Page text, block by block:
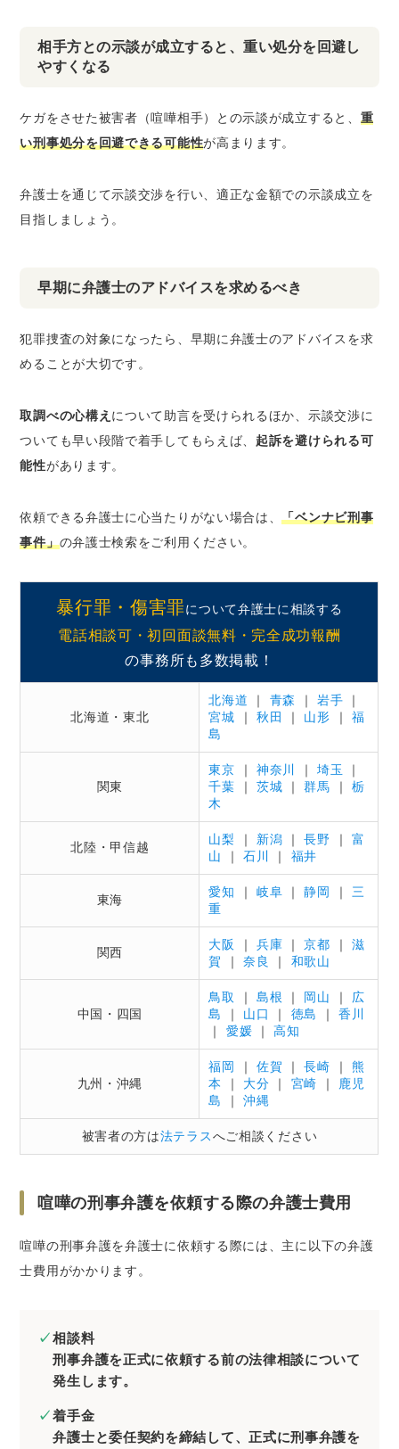
相手方との示談が成立すると、重い処分を回避し
やすくなる
ケガをさせた被害者（喧嘩相手）との示談が成立すると、 重
い刑事処分を回避できる可能性が高まります。
弁護士を通じて示談交渉を行い、適正な金額での示談成立を
目指しましょう。
早期に弁護士のアドバイスを求めるべき
犯罪捜査の対象になったら、早期に弁護士のアドバイスを求
めることが大切です。
取調べの心構え について助言を受けられるほか、示談交渉に
ついても早い段階で着手してもらえば、 起訴を避けられる可
能性があります。
依頼できる弁護士に心当たりがない場合は、「ベンナビ刑事
事件」の弁護士検索をご利用ください。
暴行罪・傷害罪について弁護士に相談する
電話相談可・初回面談無料・完全成功報酬
の事務所も多数掲載！
北海道・東北
北海道 ｜ 青森 ｜岩手 ｜
宮城 ｜ 秋田 ｜ 山形 ｜ 福
島
関東
東京 ｜ 神奈川 ｜埼玉
｜
千葉 ｜ 茨城 ｜群馬 ｜ 栃
木
北陸・甲信越
山梨 ｜ 新潟 ｜長野 ｜ 富
山
｜石川 ｜ 福井
東海
愛知 ｜ 岐阜 ｜静岡 ｜ 三
重
関西
大阪 ｜ 兵庫 ｜京都 ｜ 滋
賀
｜奈良 ｜ 和歌山
中国・四国
鳥取 ｜ 島根 ｜ 岡山 ｜ 広
島
｜ 山口 ｜ 徳島 ｜香川
｜ 愛媛 ｜高知
九州・沖縄
福岡 ｜ 佐賀 ｜長崎 ｜ 熊
本
｜ 大分 ｜ 宮崎 ｜
鹿児
島
｜沖縄
被害者の方は法テラスへご相談ください
喧嘩の刑事弁護を依頼する際の弁護士費用
喧嘩の刑事弁護を弁護士に依頼する際には、主に以下の弁護
士費用がかかります。
相談料
刑事弁護を正式に依頼する前の法律相談について
発生します。
着手金
弁護士と委任契約を締結して、正式に刑事弁護を